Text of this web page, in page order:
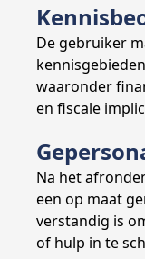
De gebruiker
waaronder
en fiscale
Na het
een op maat
verstandig is
of hulp in te